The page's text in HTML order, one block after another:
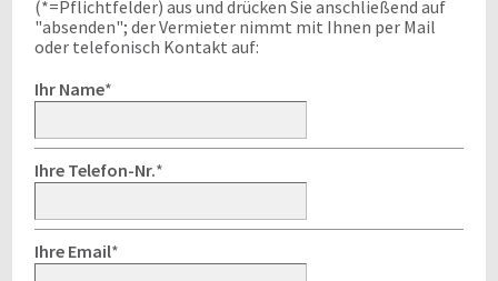
(*=Pflichtfelder) aus und drücken Sie anschließend auf
"absenden"; der Vermieter nimmt mit Ihnen per Mail
oder telefonisch Kontakt auf:
Ihr Name*
Ihre Telefon-Nr.*
Ihre Email*